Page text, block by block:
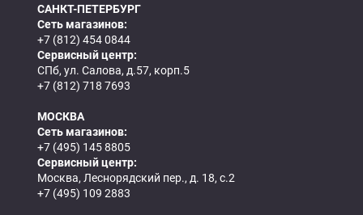
САНКТ-ПЕТЕРБУРГ
Сеть магазинов:
+7 (812) 454 0844
Сервисный центр:
СПб, ул. Салова, д.57, корп.5
+7 (812) 718 7693
МОСКВА
Сеть магазинов:
+7 (495) 145 8805
Сервисный центр:
Москва, Леснорядский пер., д. 18, с.2
+7 (495) 109 2883